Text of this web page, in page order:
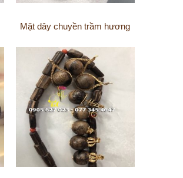
Mặt dây chuyền trầm hương